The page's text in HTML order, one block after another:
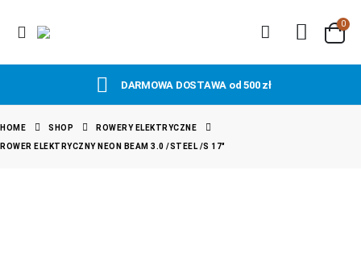
0
DARMOWA DOSTAWA od 500 zł
HOME SHOP ROWERY ELEKTRYCZNE
ROWER ELEKTRYCZNY NEON BEAM 3.0 /STEEL /S 17″